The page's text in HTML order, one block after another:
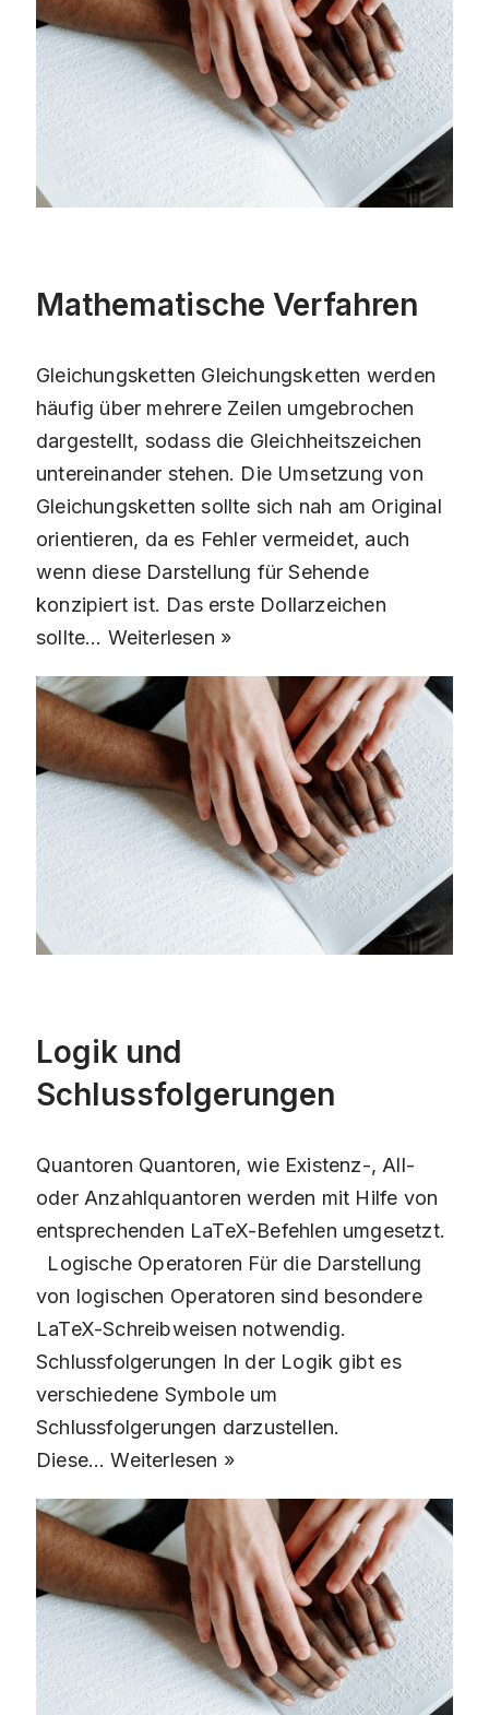
Mathematische Verfahren
Gleichungsketten Gleichungsketten werden
häufig über mehrere Zeilen umgebrochen
dargestellt, sodass die Gleichheitszeichen
untereinander stehen. Die Umsetzung von
Gleichungsketten sollte sich nah am Original
orientieren, da es Fehler vermeidet, auch
wenn diese Darstellung für Sehende
konzipiert ist. Das erste Dollarzeichen
sollte… Weiterlesen »
Logik und
Schlussfolgerungen
Quantoren Quantoren, wie Existenz-, All-
oder Anzahlquantoren werden mit Hilfe von
entsprechenden LaTeX-Befehlen umgesetzt.
Logische Operatoren Für die Darstellung
von logischen Operatoren sind besondere
LaTeX-Schreibweisen notwendig.
Schlussfolgerungen In der Logik gibt es
verschiedene Symbole um
Schlussfolgerungen darzustellen.
Diese…Weiterlesen »